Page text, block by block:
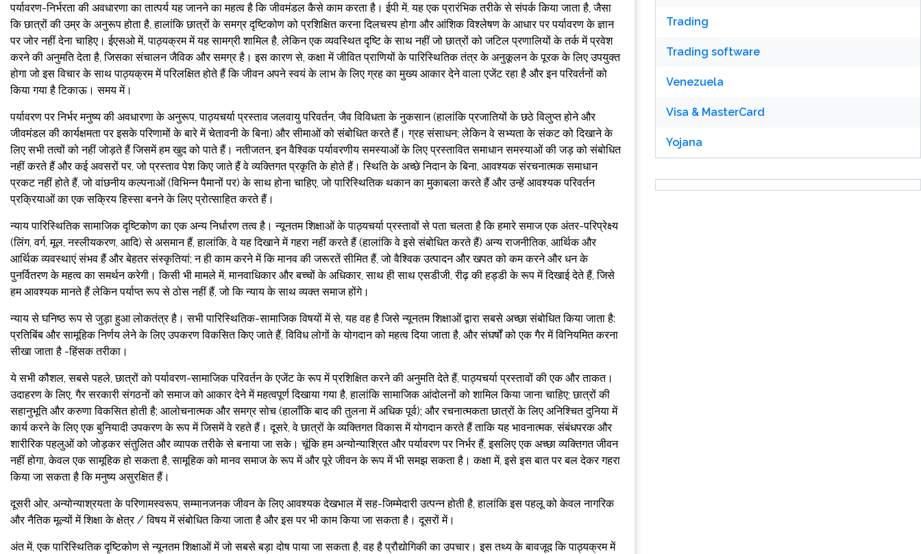
पर्यावरण-निर्भरता की अवधारणा का तात्पर्य यह जानने का महत्व है कि जीवमंडल कैसे काम करता है। ईपी में, यह एक प्रारंभिक तरीके से संपर्क किया जाता है, जैसा
कि छात्रों की उम्र के अनुरूप होता है, हालांकि छात्रों के समग्र दृष्टिकोण को प्रशिक्षित करना दिलचस्प होगा और आंशिक विश्लेषण के आधार पर पर्यावरण के ज्ञान
पर जोर नहीं देना चाहिए। ईएसओ में, पाठ्यक्रम में यह सामग्री शामिल है, लेकिन एक व्यवस्थित दृष्टि के साथ नहीं जो छात्रों को जटिल प्रणालियों के तर्क में प्रवेश
करने की अनुमति देता है, जिसका संचालन जैविक और समग्र है। इस कारण से, कक्षा में जीवित प्राणियों के पारिस्थितिक तंत्र के अनुकूलन के पूरक के लिए उपयुक्त
होगा जो इस विचार के साथ पाठ्यक्रम में परिलक्षित होते हैं कि जीवन अपने स्वयं के लाभ के लिए ग्रह का मुख्य आकार देने वाला एजेंट रहा है और इन परिवर्तनों को
किया गया है टिकाऊ। समय में।
पर्यावरण पर निर्भर मनुष्य की अवधारणा के अनुरूप, पाठ्यचर्या प्रस्ताव जलवायु परिवर्तन, जैव विविधता के नुकसान (हालांकि प्रजातियों के छठे विलुप्त होने और
जीवमंडल की कार्यक्षमता पर इसके परिणामों के बारे में चेतावनी के बिना) और सीमाओं को संबोधित करते हैं। ग्रह संसाधन; लेकिन वे सभ्यता के संकट को दिखाने के
लिए सभी तत्वों को नहीं जोड़ते हैं जिसमें हम खुद को पाते हैं। नतीजतन, इन वैश्विक पर्यावरणीय समस्याओं के लिए प्रस्तावित समाधान समस्याओं की जड़ को संबोधित
नहीं करते हैं और कई अवसरों पर, जो प्रस्ताव पेश किए जाते हैं वे व्यक्तिगत प्रकृति के होते हैं। स्थिति के अच्छे निदान के बिना, आवश्यक संरचनात्मक समाधान
प्रकट नहीं होते हैं, जो वांछनीय कल्पनाओं (विभिन्न पैमानों पर) के साथ होना चाहिए, जो पारिस्थितिक थकान का मुकाबला करते हैं और उन्हें आवश्यक परिवर्तन
प्रक्रियाओं का एक सक्रिय हिस्सा बनने के लिए प्रोत्साहित करते हैं।
न्याय पारिस्थितिक सामाजिक दृष्टिकोण का एक अन्य निर्धारण तत्व है। न्यूनतम शिक्षाओं के पाठ्यचर्या प्रस्तावों से पता चलता है कि हमारे समाज एक अंतर-परिप्रेक्ष्य
(लिंग, वर्ग, मूल, नस्लीयकरण, आदि) से असमान हैं, हालांकि, वे यह दिखाने में गहरा नहीं करते हैं (हालांकि वे इसे संबोधित करते हैं) अन्य राजनीतिक, आर्थिक और
आर्थिक व्यवस्थाएं संभव हैं और बेहतर संस्कृतियां; न ही काम करने में कि मानव की जरूरतें सीमित हैं, जो वैश्विक उत्पादन और खपत को कम करने और धन के
पुनर्वितरण के महत्व का समर्थन करेगी। किसी भी मामले में, मानवाधिकार और बच्चों के अधिकार, साथ ही साथ एसडीजी, रीढ़ की हड्डी के रूप में दिखाई देते हैं, जिसे
हम आवश्यक मानते हैं लेकिन पर्याप्त रूप से ठोस नहीं हैं, जो कि न्याय के साथ व्यक्त समाज होंगे।
न्याय से घनिष्ठ रूप से जुड़ा हुआ लोकतंत्र है। सभी पारिस्थितिक-सामाजिक विषयों में से, यह वह है जिसे न्यूनतम शिक्षाओं द्वारा सबसे अच्छा संबोधित किया जाता है:
प्रतिबिंब और सामूहिक निर्णय लेने के लिए उपकरण विकसित किए जाते हैं, विविध लोगों के योगदान को महत्व दिया जाता है, और संघर्षों को एक गैर में विनियमित करना
सीखा जाता है -हिंसक तरीका।
ये सभी कौशल, सबसे पहले, छात्रों को पर्यावरण-सामाजिक परिवर्तन के एजेंट के रूप में प्रशिक्षित करने की अनुमति देते हैं, पाठ्यचर्या प्रस्तावों की एक और ताकत।
उदाहरण के लिए, गैर सरकारी संगठनों को समाज को आकार देने में महत्वपूर्ण दिखाया गया है, हालांकि सामाजिक आंदोलनों को शामिल किया जाना चाहिए; छात्रों की
सहानुभूति और करुणा विकसित होती है; आलोचनात्मक और समग्र सोच (हालाँकि बाद की तुलना में अधिक पूर्व); और रचनात्मकता छात्रों के लिए अनिश्चित दुनिया में
कार्य करने के लिए एक बुनियादी उपकरण के रूप में जिसमें वे रहते हैं। दूसरे, वे छात्रों के व्यक्तिगत विकास में योगदान करते हैं ताकि यह भावनात्मक, संबंधपरक और
शारीरिक पहलुओं को जोड़कर संतुलित और व्यापक तरीके से बनाया जा सके। चूंकि हम अन्योन्याश्रित और पर्यावरण पर निर्भर हैं, इसलिए एक अच्छा व्यक्तिगत जीवन
नहीं होगा, केवल एक सामूहिक हो सकता है, सामूहिक को मानव समाज के रूप में और पूरे जीवन के रूप में भी समझ सकता है। कक्षा में, इसे इस बात पर बल देकर गहरा
किया जा सकता है कि मनुष्य असुरक्षित हैं।
दूसरी ओर, अन्योन्याश्रयता के परिणामस्वरूप, सम्मानजनक जीवन के लिए आवश्यक देखभाल में सह-जिम्मेदारी उत्पन्न होती है, हालांकि इस पहलू को केवल नागरिक
और नैतिक मूल्यों में शिक्षा के क्षेत्र / विषय में संबोधित किया जाता है और इस पर भी काम किया जा सकता है। दूसरों में।
अंत में, एक पारिस्थितिक दृष्टिकोण से न्यूनतम शिक्षाओं में जो सबसे बड़ा दोष पाया जा सकता है, वह है प्रौद्योगिकी का उपचार। इस तथ्य के बावजूद कि पाठ्यक्रम में
Trading
Trading software
Venezuela
Visa & MasterCard
Yojana